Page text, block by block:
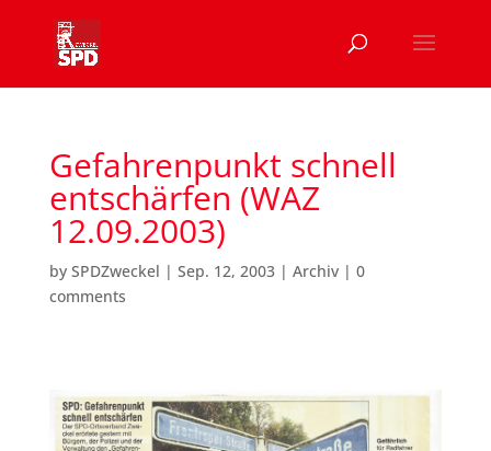
Gefahrenpunkt schnell
entschärfen (WAZ
12.09.2003)
by SPDZweckel | Sep. 12, 2003| Archiv| 0
comments